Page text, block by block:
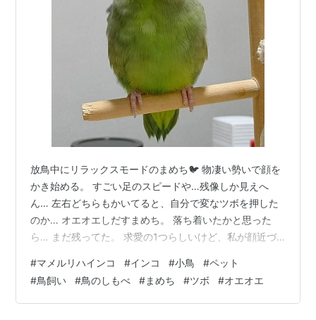
放鳥中にリラックスモードのまめち🐦 物凄い勢いで顔を
かき始める。 すごい足のスピードや…残像しか見えへ
ん… 左右どちらもかいてると、自分で変なツボを押した
のか… オエオエしだすまめち。 落ち着いたかと思った
ら… まだ残ってた。 求愛の1つらしいけど、私が顔近づ
な？ その後もリラックスしてたまめちは🐦✨ 今日も元気
💪🐦 ランキング参加中【公式】2024年開設ブログ ラン
キング参加中動物の写真 ランキング参加中ペット ランキ
#マメルリハインコ #インコ #小鳥 #ペット
#鳥飼い #鳥のしもべ #まめち #ツボ #オエオエ